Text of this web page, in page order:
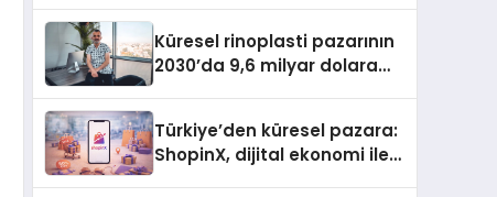
Küresel rinoplasti pazarının
2030’da 9,6 milyar dolara
Türkiye’den küresel pazara:
ShopinX, dijital ekonomi ile